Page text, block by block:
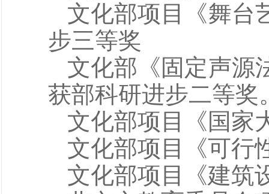
文化部项目《舞台
步三等奖
文化部《固定声源
获部科研进步二等奖
文化部项目《国家
文化部项目《可行
文化部项目《建筑